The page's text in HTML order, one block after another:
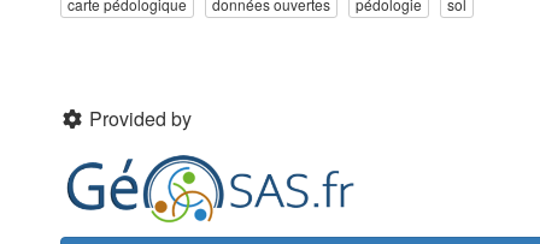
carte pédologique
données ouvertes pédologie sol
Provided by